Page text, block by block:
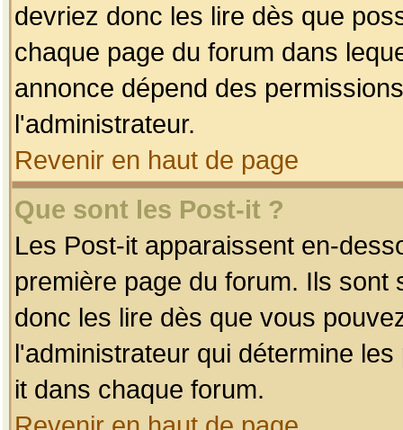
devriez donc les lire dès que
chaque page du forum dans
annonce dépend des
l'administrateur.
Revenir en haut de page
Que sont les Post-it ?
Les Post-it apparaissent en-
première page du forum. Ils
donc les lire dès que vous
l'administrateur qui détermine
it dans chaque forum.